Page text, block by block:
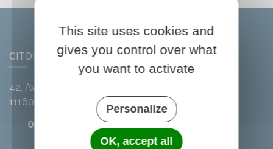
CITOU
42, Avenue de l'Argent-Double
11160
04 68 78 01 41
This site uses cookies and
gives you control over what
you want to activate
Personalize
OK, accept all